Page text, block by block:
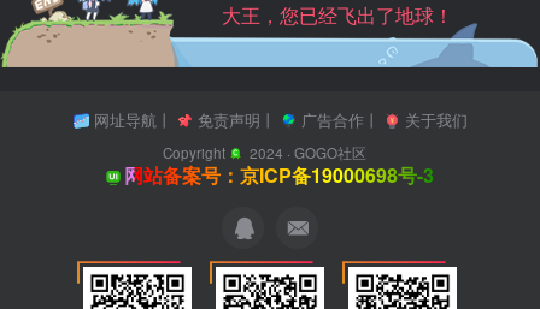
大王，您已经飞出了地球！
网址导航丨 免责声明 丨 广告合作丨 关于我们
Copyright 2024 ·GOGO社区
网站备案号：京ICP备19000698号-3